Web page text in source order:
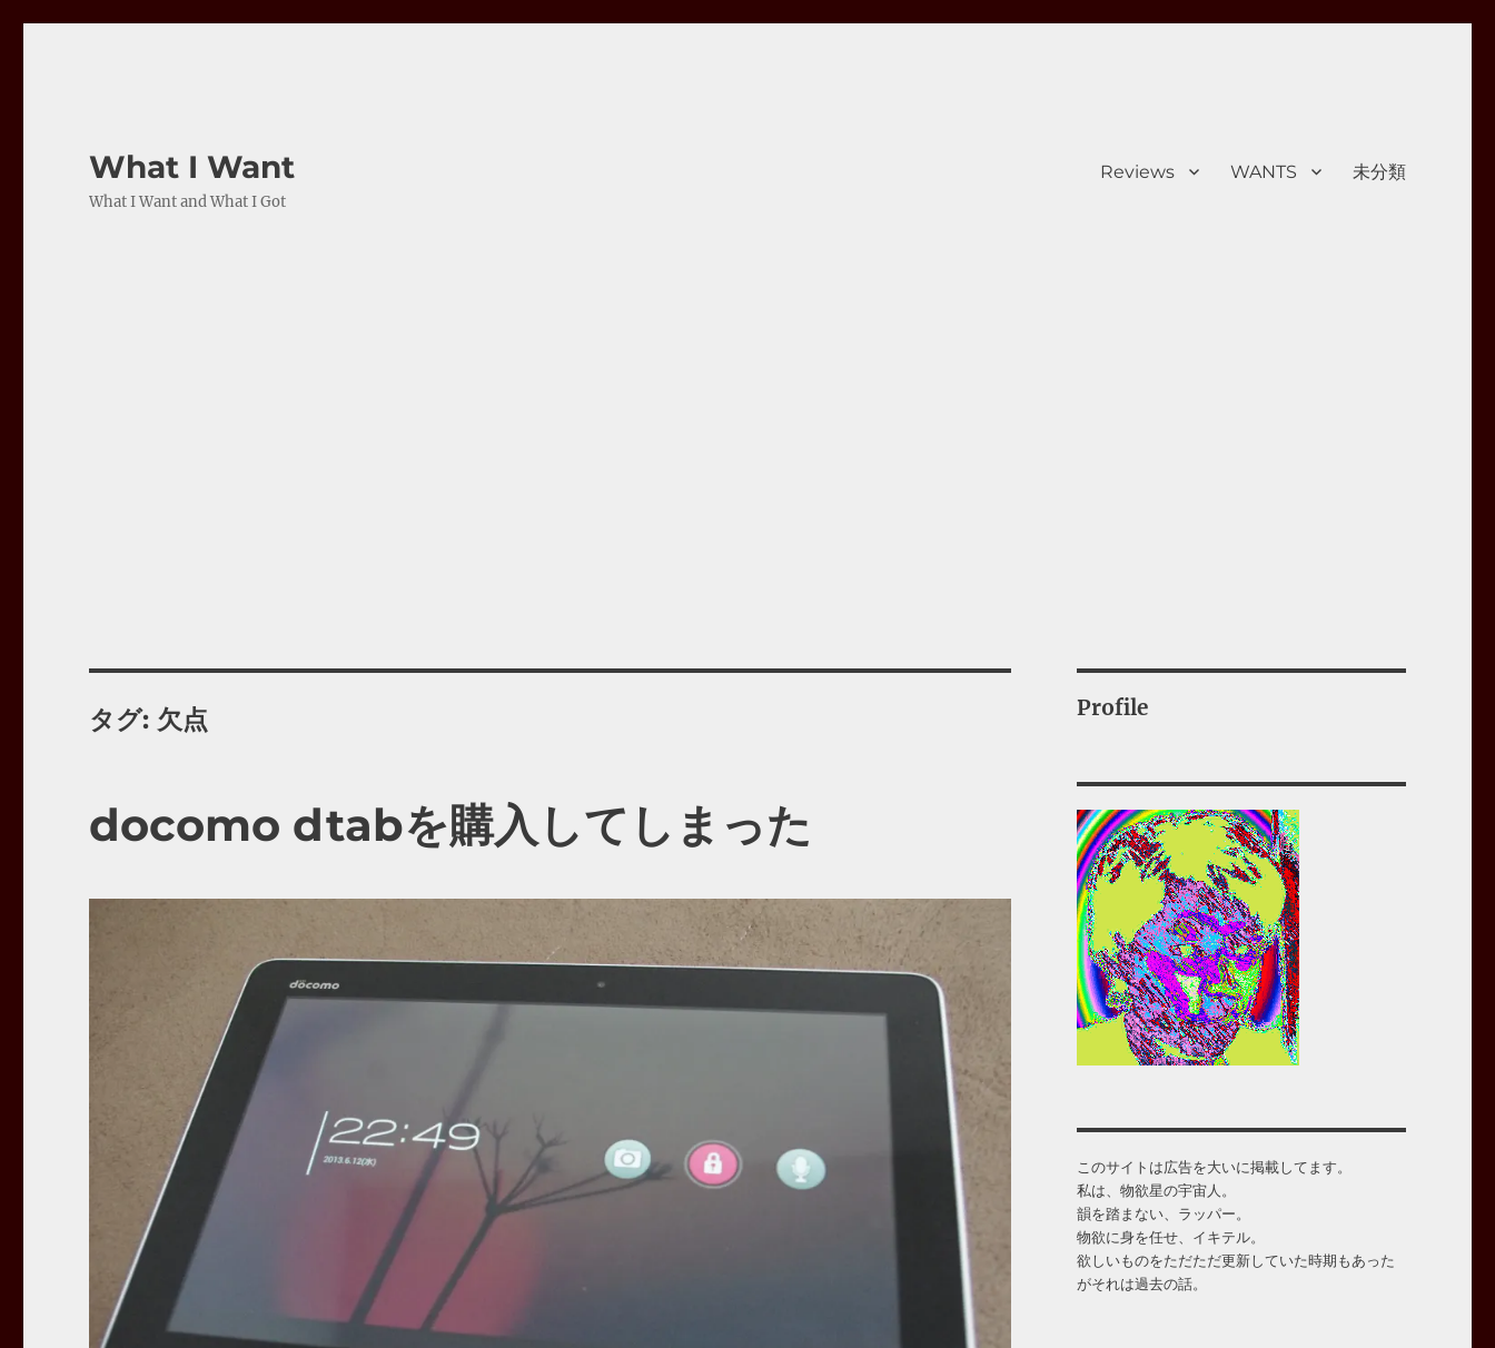
What I Want
What I Want and What I Got
Reviews WANTS 未分類
タグ: 欠点
docomo dtabを購入してしまった
Profile
このサイトは広告を大いに掲載してます。
私は、物欲星の宇宙人。
韻を踏まない、ラッパー。
物欲に身を任せ、イキテル。
欲しいものをただただ更新していた時期もあった
がそれは過去の話。